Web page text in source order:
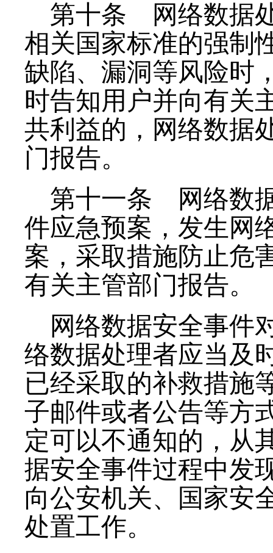
第十条 网络数据
相关国家标准的强制
缺陷、漏洞等风险时
时告知用户并向有关
共利益的，网络数据
门报告。
第十一条 网络数
件应急预案，发生网
案，采取措施防止危
有关主管部门报告。
网络数据安全事件
络数据处理者应当及
已经采取的补救措施
子邮件或者公告等方
定可以不通知的，从
据安全事件过程中发
向公安机关、国家安
处置工作。